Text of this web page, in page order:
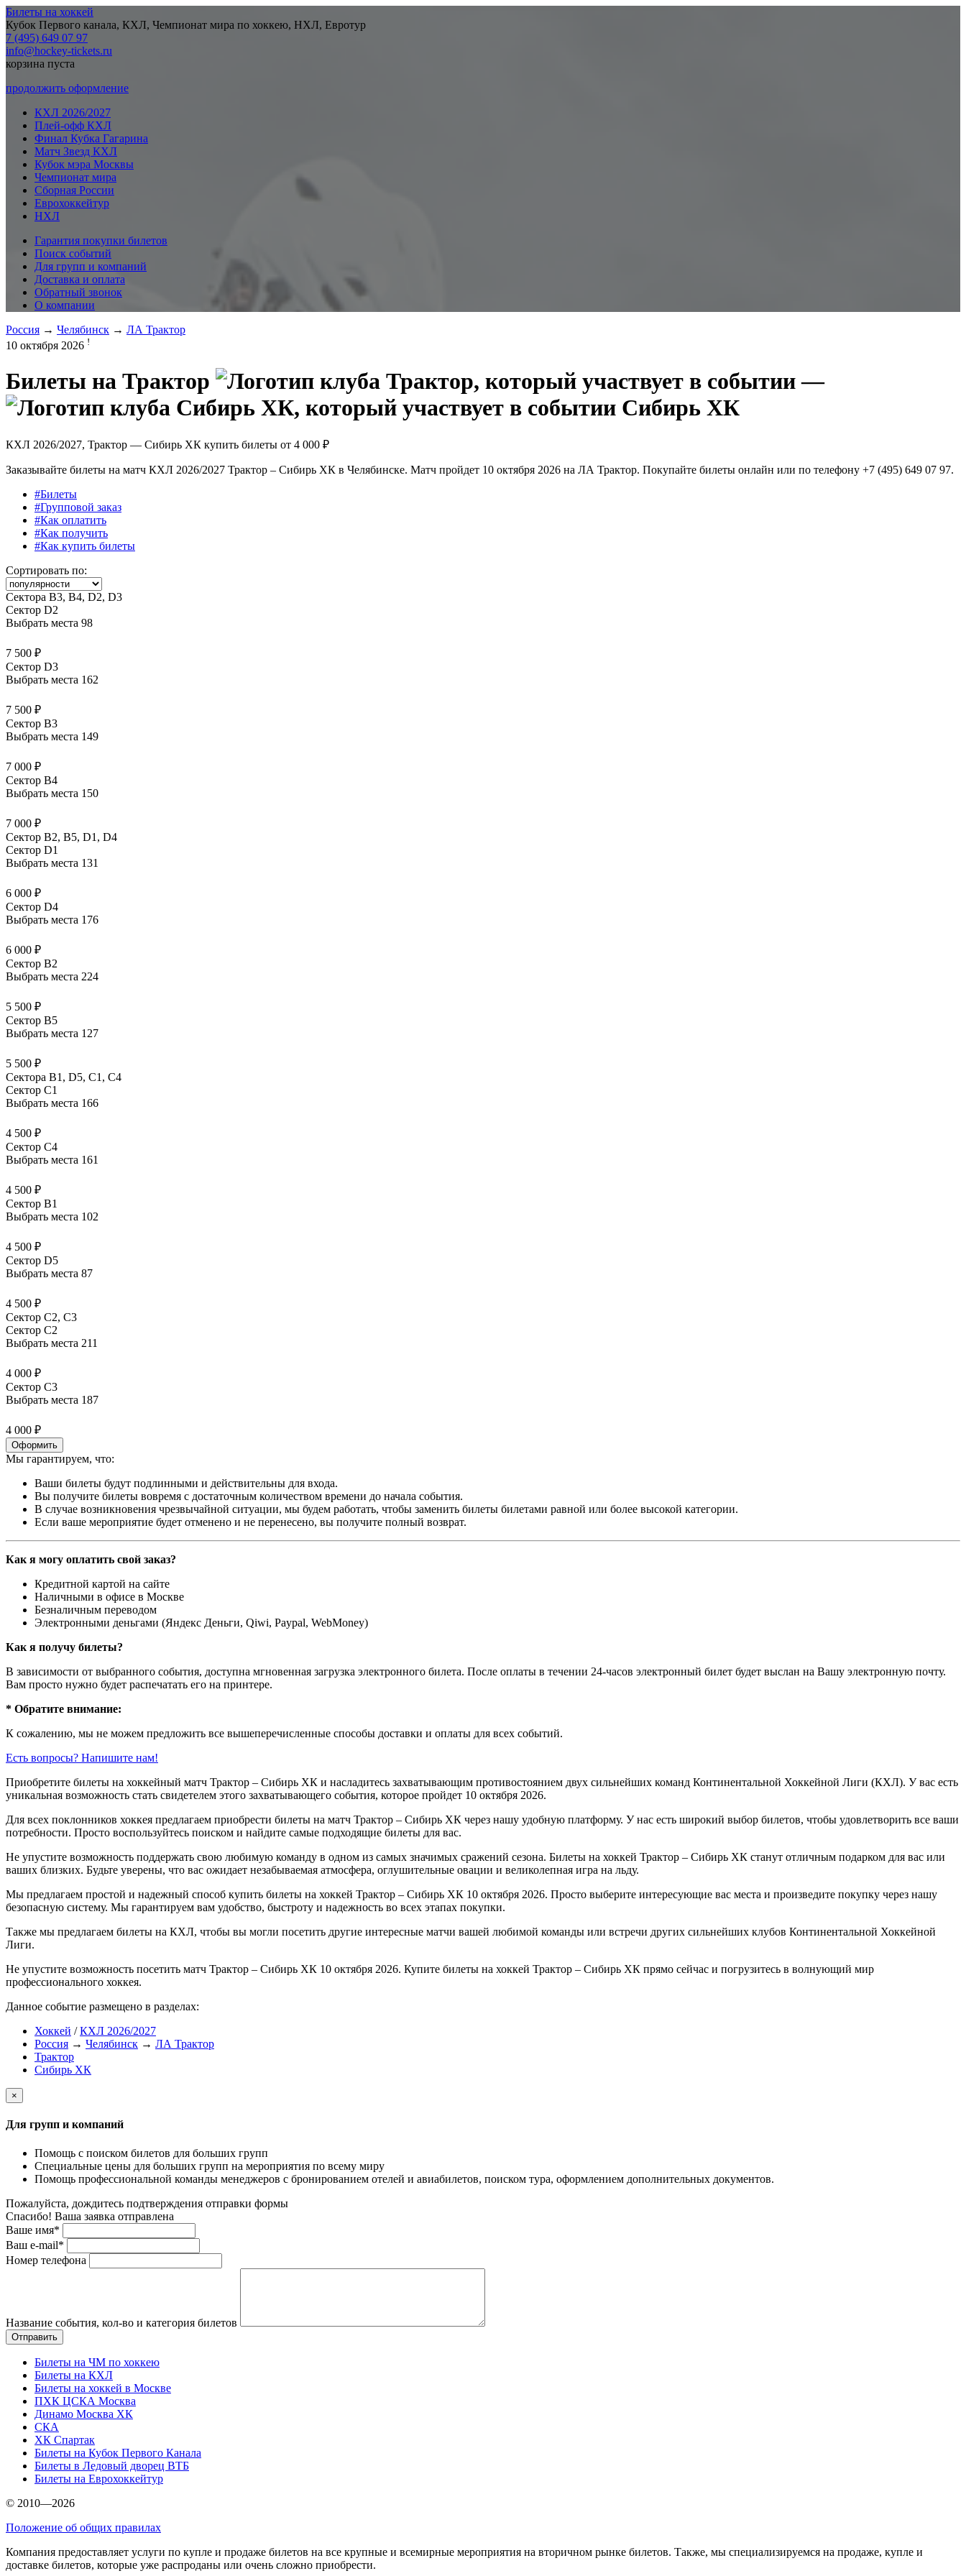
Билеты на хоккей
Кубок Первого канала, КХЛ, Чемпионат мира по хоккею, НХЛ, Евротур
7 (495) 649 07 97
info@hockey-tickets.ru
корзина пуста
продолжить оформление
КХЛ 2026/2027
Плей-офф КХЛ
Финал Кубка Гагарина
Матч Звезд КХЛ
Кубок мэра Москвы
Чемпионат мира
Сборная России
Еврохоккейтур
НХЛ
Гарантия покупки билетов
Поиск событий
Для групп и компаний
Доставка и оплата
Обратный звонок
О компании
Россия → Челябинск → ЛА Трактор
10 октября 2026 !
Билеты на Трактор
—
Сибирь ХК
КХЛ 2026/2027, Трактор — Сибирь ХК купить билеты от 4 000 ₽
Заказывайте билеты на матч КХЛ 2026/2027 Трактор – Сибирь ХК в Челябинске. Матч пройдет 10 октября 2026 на ЛА Трактор. Покупайте билеты онлайн или по телефону +7 (495) 649 07 97.
#Билеты
#Групповой заказ
#Как оплатить
#Как получить
#Как купить билеты
Сортировать по:
Сектора В3, В4, D2, D3
Сектор D2
Выбрать места 98
7 500 ₽
Сектор D3
Выбрать места 162
7 500 ₽
Сектор B3
Выбрать места 149
7 000 ₽
Сектор B4
Выбрать места 150
7 000 ₽
Сектор B2, B5, D1, D4
Сектор D1
Выбрать места 131
6 000 ₽
Сектор D4
Выбрать места 176
6 000 ₽
Сектор B2
Выбрать места 224
5 500 ₽
Сектор B5
Выбрать места 127
5 500 ₽
Сектора В1, D5, С1, С4
Сектор C1
Выбрать места 166
4 500 ₽
Сектор C4
Выбрать места 161
4 500 ₽
Сектор B1
Выбрать места 102
4 500 ₽
Сектор D5
Выбрать места 87
4 500 ₽
Сектор С2, С3
Сектор C2
Выбрать места 211
4 000 ₽
Сектор C3
Выбрать места 187
4 000 ₽
Оформить
Мы гарантируем, что:
Ваши билеты будут подлинными и действительны для входа.
Вы получите билеты вовремя с достаточным количеством времени до начала события.
В случае возникновения чрезвычайной ситуации, мы будем работать, чтобы заменить билеты билетами равной или более высокой категории.
Если ваше мероприятие будет отменено и не перенесено, вы получите полный возврат.
Как я могу оплатить свой заказ?
Кредитной картой на сайте
Наличными в офисе в Москве
Безналичным переводом
Электронными деньгами (Яндекс Деньги, Qiwi, Paypal, WebMoney)
Как я получу билеты?
В зависимости от выбранного события, доступна мгновенная загрузка электронного билета. После оплаты в течении 24-часов электронный билет будет выслан на Вашу электронную почту.
Вам просто нужно будет распечатать его на принтере.
* Обратите внимание:
К сожалению, мы не можем предложить все вышеперечисленные способы доставки и оплаты для всех событий.
Есть вопросы? Напишите нам!
Приобретите билеты на хоккейный матч Трактор – Сибирь ХК и насладитесь захватывающим противостоянием двух сильнейших команд Континентальной Хоккейной Лиги (КХЛ). У вас есть
уникальная возможность стать свидетелем этого захватывающего события, которое пройдет 10 октября 2026.
Для всех поклонников хоккея предлагаем приобрести билеты на матч Трактор – Сибирь ХК через нашу удобную платформу. У нас есть широкий выбор билетов, чтобы удовлетворить все ваши
потребности. Просто воспользуйтесь поиском и найдите самые подходящие билеты для вас.
Не упустите возможность поддержать свою любимую команду в одном из самых значимых сражений сезона. Билеты на хоккей Трактор – Сибирь ХК станут отличным подарком для вас или
ваших близких. Будьте уверены, что вас ожидает незабываемая атмосфера, оглушительные овации и великолепная игра на льду.
Мы предлагаем простой и надежный способ купить билеты на хоккей Трактор – Сибирь ХК 10 октября 2026. Просто выберите интересующие вас места и произведите покупку через нашу
безопасную систему. Мы гарантируем вам удобство, быстроту и надежность во всех этапах покупки.
Также мы предлагаем билеты на КХЛ, чтобы вы могли посетить другие интересные матчи вашей любимой команды или встречи других сильнейших клубов Континентальной Хоккейной
Лиги.
Не упустите возможность посетить матч Трактор – Сибирь ХК 10 октября 2026. Купите билеты на хоккей Трактор – Сибирь ХК прямо сейчас и погрузитесь в волнующий мир
профессионального хоккея.
Данное событие размещено в разделах:
Хоккей /КХЛ 2026/2027
Россия → Челябинск → ЛА Трактор
Трактор
Сибирь ХК
×
Для групп и компаний
Помощь с поиском билетов для больших групп
Специальные цены для больших групп на мероприятия по всему миру
Помощь профессиональной команды менеджеров с бронированием отелей и авиабилетов, поиском тура, оформлением дополнительных документов.
Пожалуйста, дождитесь подтверждения отправки формы
Спасибо! Ваша заявка отправлена
Ваше имя*
Ваш e-mail*
Номер телефона
Название события, кол-во и категория билетов
Билеты на ЧМ по хоккею
Билеты на КХЛ
Билеты на хоккей в Москве
ПХК ЦСКА Москва
Динамо Москва ХК
СКА
ХК Спартак
Билеты на Кубок Первого Канала
Билеты в Ледовый дворец ВТБ
Билеты на Еврохоккейтур
© 2010—2026
Положение об общих правилах
Компания предоставляет услуги по купле и продаже билетов на все крупные и всемирные мероприятия на вторичном рынке билетов. Также, мы специализируемся на продаже, купле и
доставке билетов, которые уже распроданы или очень сложно приобрести.